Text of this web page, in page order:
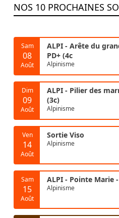
NOS 10 PROCHAINES
Sam
08
Août
ALPI - Arête du
PD+ (4c
Alpinisme
Dim
09
Août
ALPI - Pilier des
(3c)
Alpinisme
Ven
14
Août
Sortie Viso
Alpinisme
Sam
15
Août
ALPI - Pointe Marie
Alpinisme